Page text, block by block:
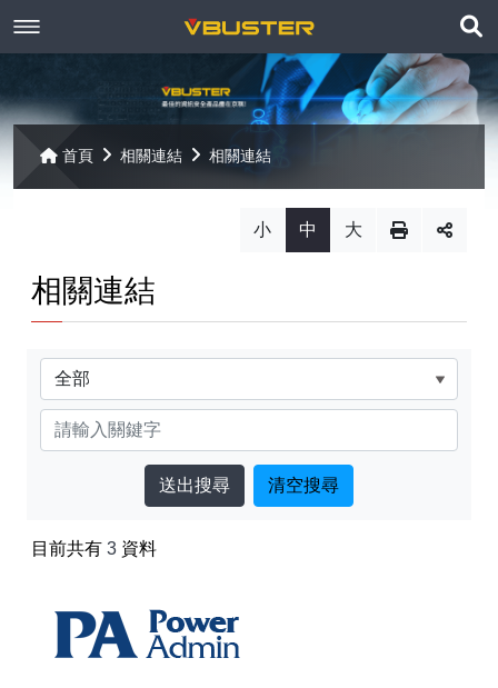
開
聯絡我們
最新消息
產品資訊
Mac 解決方案
Open-E
Open-E JovianDSS
Open-E DSS V7
Open-E DSS V7 SOHO
共同供應契約
【已停止】電腦軟體 ( LP5-102040 )
【已停止】電腦週邊設備 ( LP5-102072 )
【已停止】電腦設備用品 ( LP5-102073 )
相關下載
遠端支援
相關連結
相關連結
首頁 相關連結 相關連結
小 中 大
相關連結
分類
關鍵字
目前共有 3 資料